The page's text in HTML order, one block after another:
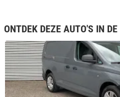
ONTDEK DEZE AUTO'S IN